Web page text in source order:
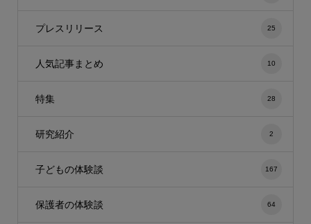
プレスリリース 25
人気記事まとめ 10
特集 28
研究紹介 2
子どもの体験談 167
保護者の体験談 64
【30日間無料】お試し購読→